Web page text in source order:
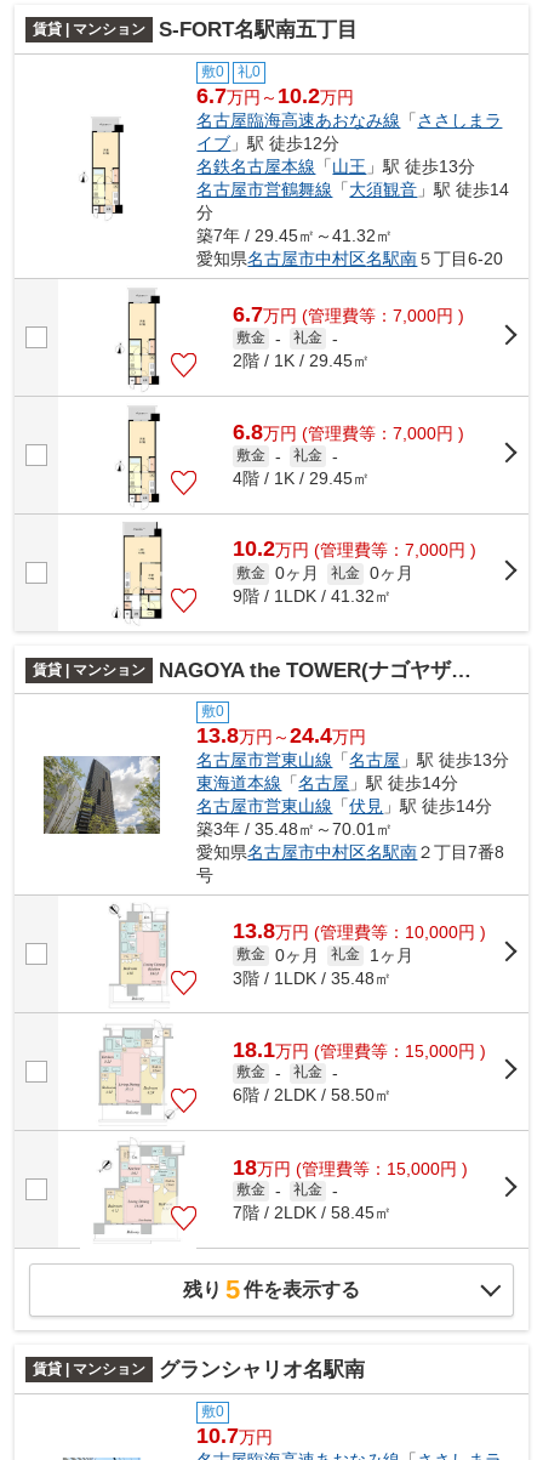
賃貸 | マンション S-FORT名駅南五丁目
敷0 礼0
6.7万円～ 10.2万円
名古屋臨海高速あおなみ線 「ささしまラ
イブ 」駅 徒歩12分
名鉄名古屋本線 「山王 」駅 徒歩13分
名古屋市営鶴舞線 「大須観音 」駅 徒歩14
分
築7年 / 29.45㎡～41.32㎡
愛知県名古屋市中村区名駅南５丁目6-20
6.7万円 (管理費等：7,000円 )
敷金 - 礼金 -
2階 / 1K / 29.45㎡
6.8万円 (管理費等：7,000円 )
敷金 - 礼金 -
4階 / 1K / 29.45㎡
10.2万円 (管理費等：7,000円 )
敷金 0ヶ月 礼金 0ヶ月
9階 / 1LDK / 41.32㎡
賃貸 | マンション NAGOYA the TOWER(ナゴヤザタワー)
敷0
13.8万円～24.4万円
名古屋市営東山線 「名古屋 」駅 徒歩13分
東海道本線 「名古屋 」駅 徒歩14分
名古屋市営東山線 「伏見 」駅 徒歩14分
築3年 / 35.48㎡～70.01㎡
愛知県名古屋市中村区名駅南２丁目7番8
号
13.8万円 (管理費等：10,000円 )
敷金 0ヶ月 礼金
1ヶ月
3階 / 1LDK / 35.48㎡
18.1万円 (管理費等：15,000円 )
敷金 - 礼金 -
6階 / 2LDK / 58.50㎡
18万円 (管理費等：15,000円 )
敷金 - 礼金 -
7階 / 2LDK / 58.45㎡
残り 5件を表示する
賃貸 | マンション グランシャリオ名駅南
敷0
10.7万円